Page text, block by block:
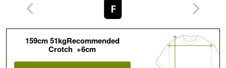
F
159cm 51kgRecommended
Crotch +6cm